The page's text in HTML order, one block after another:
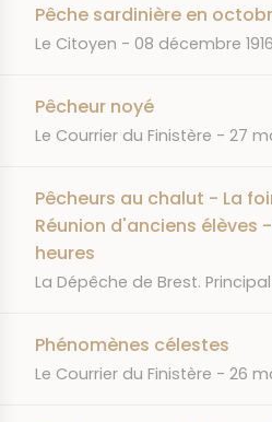
Pêche sardinière en
JOURNAL
Le Citoyen DATE
08 décembre 1916
Pêcheur noyé
JOURNAL
Le Courrier du Finistère DATE
27
Pêcheurs au chalut - La
Réunion d'anciens élèves
heures
JOURNAL
La Dépêche de Brest. Principal
Phénomènes célestes
JOURNAL
Le Courrier du Finistère DATE
26